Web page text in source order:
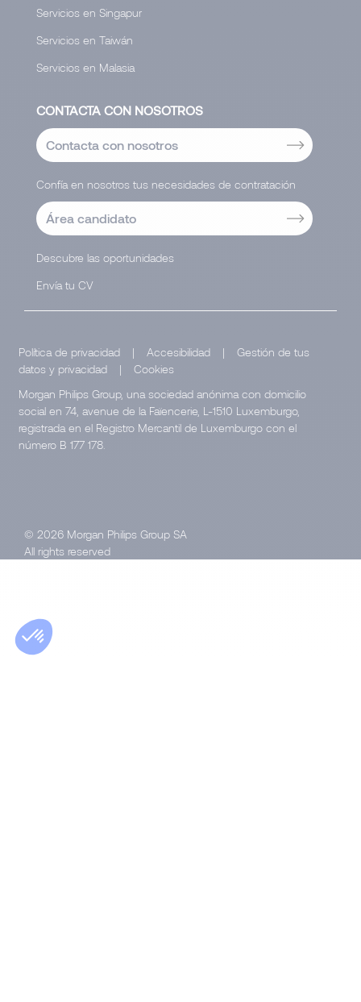
Servicios en Singapur
Servicios en Taiwán
Servicios en Malasia
CONTACTA CON NOSOTROS
Contacta con nosotros
Confía en nosotros tus necesidades de contratación
Área candidato
Descubre las oportunidades
Envía tu CV
Política de privacidad | Accesibilidad |
Gestión de tus
datos y privacidad
|
Cookies
Morgan Philips Group, una sociedad anónima con domicilio
social en 74, avenue de la Faïencerie, L-1510 Luxemburgo,
registrada en el Registro Mercantil de Luxemburgo con el
número B 177 178.
© 2026 Morgan Philips Group SA
All rights reserved